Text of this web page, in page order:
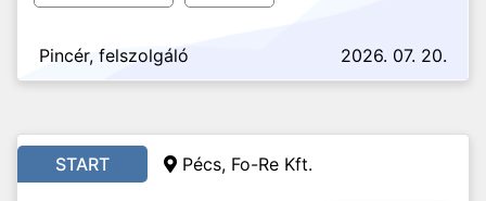
Pincér, felszolgáló 2026. 07. 20.
START Pécs, Fo-Re Kft.